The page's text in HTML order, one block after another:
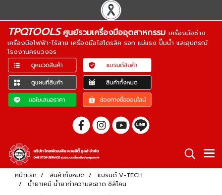
TPQTOOLSศูนย์รวมเครื่องมืออุตสาหกรรม เครื่องมือช่าง
เครื่องมือไฟฟ้า-ไร้สาย เครื่องมือไฮโดรลิค รอก แม่แรง ปั๊มน้ำ และอุปกรณ์
โรงงานครบวงจร
หน้าแรก สินค้าทั้งหมด
แบรนด์ V-TECH
น้ำยาเคมี น้ำยาทำความสะอาด ซิลิโคน